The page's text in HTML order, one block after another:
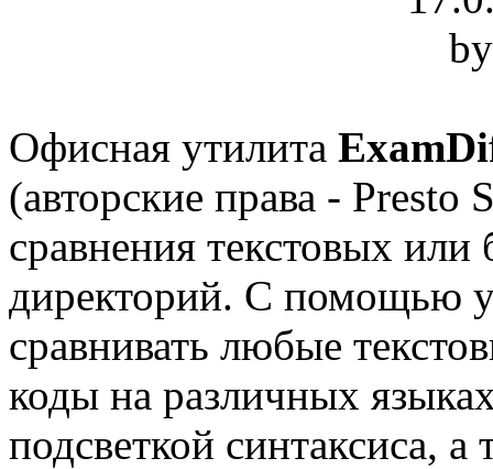
Офисная утилита
(авторские права - Presto
сравнения текстовых
директорий. С помощью
сравнивать любые
коды на различных
подсветкой синтаксиса,